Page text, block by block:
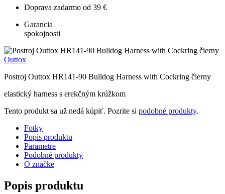
Doprava zadarmo od 39 €
Garancia
spokojnosti
Outtox
Postroj Outtox HR141-90 Bulldog Harness with Cockring čierny
elastický harness s erekčným krúžkom
Tento produkt sa už nedá kúpiť. Pozrite si podobné produkty.
Fotky
Popis produktu
Parametre
Podobné produkty
O značke
Popis produktu